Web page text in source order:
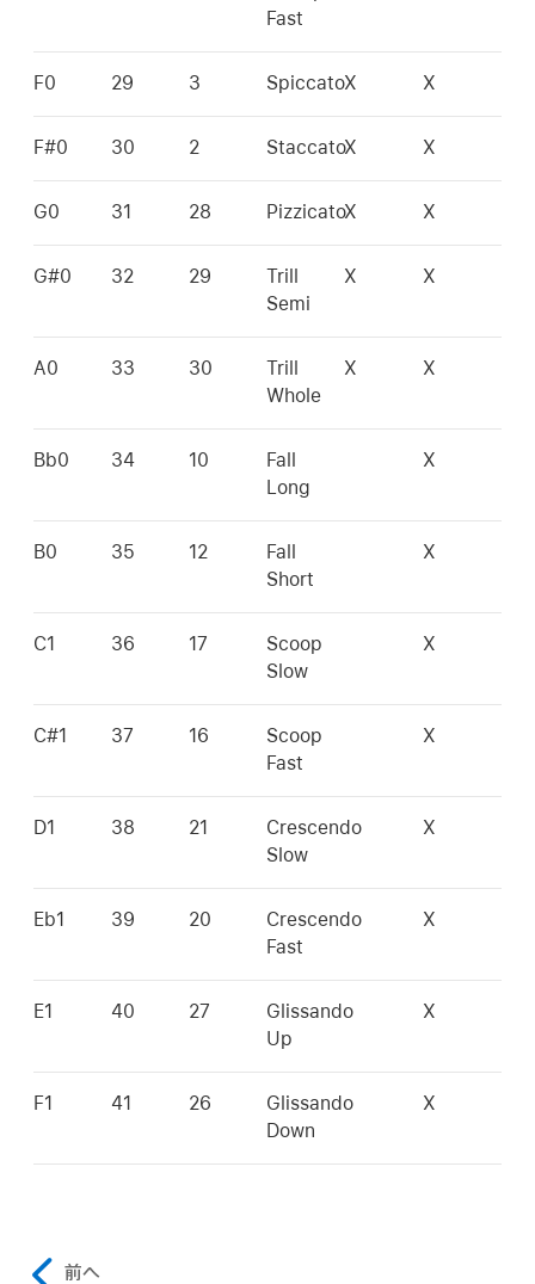
Fast
F0 29 3 SpiccatoX X
F#0 30 2 StaccatoX X
G0 31 28 PizzicatoX X
G#0 32 29
Trill
Semi
X X
A0 33 30
Trill
Whole
X X
Bb0 34 10
Fall
Long
X
B0 35 12
Fall
Short
X
C1 36 17
Scoop
Slow
X
C#1 37 16
Scoop
Fast
X
D1 38 21
Crescendo
Slow
X
Eb1 39 20
Crescendo
Fast
X
E1 40 27
Glissando
Up
X
F1 41 26
Glissando
Down
X
前へ